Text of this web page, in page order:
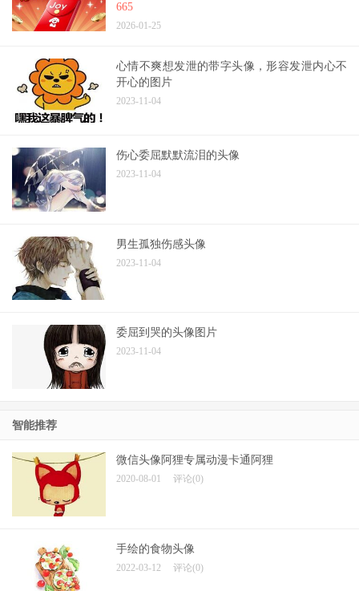
665
2026-01-25
心情不爽想发泄的带字头像，形容发泄内心不
开心的图片
2023-11-04
伤心委屈默默流泪的头像
2023-11-04
男生孤独伤感头像
2023-11-04
委屈到哭的头像图片
2023-11-04
智能推荐
微信头像阿狸专属动漫卡通阿狸
2020-08-01 评论(0)
手绘的食物头像
2022-03-12 评论(0)